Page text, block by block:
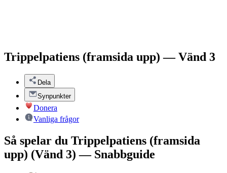
Trippelpatiens (framsida upp) — Vänd 3
Dela
Synpunkter
Donera
Vanliga frågor
Så spelar du Trippelpatiens (framsida
upp) (Vänd 3) — Snabbguide